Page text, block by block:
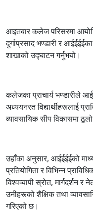
आइतबार कलेज परिसरमा
दुर्गाप्रसाद भण्डारी र
शाखाको उद्घाटन गर्नुभयो।
कलेजका प्राचार्य भण्डारीले
अध्ययनरत विद्यार्थीहरूलाई
व्यावसायिक सीप विकासमा
उहाँका अनुसार, आईईईईको
प्रतियोगिता र विभिन्न
विश्वव्यापी स्रोत, मार्गदर्शन
उनीहरूको शैक्षिक तथा
गरिएको छ।